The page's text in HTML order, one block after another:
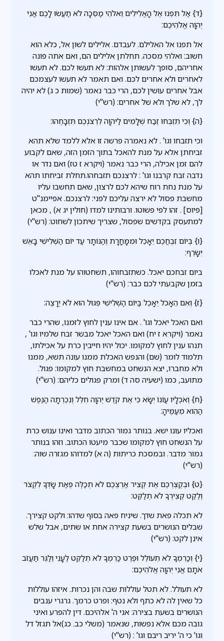
{ד} אַל תִּפְנוּ אֶל הָאֱלִילִים וֵאלֹהֵי מַסֵּכָה לֹא תַעֲשׂוּ לָכֶם אֲנִי
יְהוָה אֱלֹהֵיכֶם:
אל תפנו אל האלילם. לעבדם. אלילים לשון אל, כלא הוא
חשוב: ואלהי מסכה. תחלתן אלילים הם, ואם אתה פונה
אחריהם, סופך לעשותן אלהות: לא תעשו לכם. לא תעשו
לאחרים ולא אחרים לכם. ואם תאמר לא תעשו לעצמכם
אבל אחרים עושין לכם, הרי כבר נאמר (שמות כ ג) לא יהיה
לך, לא שלך ולא של אחרים: (רש"י)
{ה} וְכִי תִזְבְּחוּ זֶבַח שְׁלָמִים לַיהוָה לִרְצֹנְכֶם תִּזְבָּחֻהוּ:
וכי תזבחו וגו' . לא נאמרה פרשה זו אלא ללמד שלא תהא
זביחתן אלא על מנת להאכל בתוך הזמן הזה, שאם לקבוע
להם זמן אכילה, הרי כבר נאמר (ויקרא ז טז) ואם נדר או
נדבה זבח קרבנו וגו' : לרצנכם תזבחהו.תחלת זביחתו תהא
על מנת נחת רוח שיהא לכם לרצון, שאם תחשבו עליו
מחשבת פסול לא ירצה עליכם לפני: לרצנכם. אפיימנ''ט
[פיוס] . זהו לפי פשוטו. ורבותינו למדו (חולין יג א) , מכאן
למתעסק בקדשים שפסול, שצריך שיתכון לשחוט: (רש"י)
{ו} בְּיוֹם זִבְחֲכֶם יֵאָכֵל וּמִמָּחֳרָת וְהַנּוֹתָר עַד יוֹם הַשְּׁלִישִׁי בָּאֵשׁ
יִשָּׂרֵף:
ביום זבחכם יאכל. כשתזבחוהו, תשחטוהו על מנת לאכלו
בזמן שקבעתי לכם כבר: (רש"י)
{ז} וְאִם הֵאָכֹל יֵאָכֵל בַּיּוֹם הַשְּׁלִישִׁי פִּגּוּל הוּא לֹא יֵרָצֶה:
ואם האכל יאכל וגו' . אם אינו ענין לחוץ לזמנו, שהרי כבר
נאמר (ויקרא ז יח) ואם האכל יאכל מבשר זבח שלמיו וגו' ,
תנהו ענין לחוץ למקומו. יכול יהיו חייבין כרת על אכילתו,
תלמוד לומר (שם) והנפש האכלת ממנו עונה תשא, ממנו
ולא מחברו, יצא הנשחט במחשבת חוץ למקומו: פגול.
מתועב, כמו (ישעיה סה ד) ומרק פגולים כליהם: (רש"י)
{ח} וְאֹכְלָיו עֲוֹנוֹ יִשָּׂא כִּי אֶת קֹדֶשׁ יְהוָה חִלֵּל וְנִכְרְתָה הַנֶּפֶשׁ
הַהִוא מֵעַמֶּיהָ:
ואכליו עונו ישא. בנותר גמור הכתוב מדבר ואינו ענוש כרת
על הנשחט חוץ למקומו שכבר מיעטו הכתוב. וזהו בנותר
גמור מדבר. ובמסכת כריתות (ה א) למדוהו מגזרה שוה:
(רש"י)
{ט} וּבְקֻצְרְכֶם אֶת קְצִיר אַרְצְכֶם לֹא תְכַלֶּה פְּאַת שָׂדְךָ לִקְצֹר
וְלֶקֶט קְצִירְךָ לֹא תְלַקֵּט:
לא תכלה פאת שדך. שיניח פאה בסוף שדהו: ולקט קצירך.
שבלים הנושרים בשעת קצירה אחת או שתים, אבל שלש
אינן לקט: (רש"י)
{י} וְכַרְמְךָ לֹא תְעוֹלֵל וּפֶרֶט כַּרְמְךָ לֹא תְלַקֵּט לֶעָנִי וְלַגֵּר תַּעֲזֹב
אֹתָם אֲנִי יְהוָה אֱלֹהֵיכֶם:
לא תעולל. לא תטל עוללות שבה והן נכרות. איזהו עוללות
כל שאין לה לא כתף ולא נטף: ופרט כרמך. גרגרי ענבים
הנושרים בשעת בצירה: אני ה' אלהיכם. דין להפרע ואיני
גובה מכם אלא נפשות, שנאמר (משלי כב. כג)אל תגזל דל
וגו' כי ה' יריב ריבם וגו' : (רש"י)